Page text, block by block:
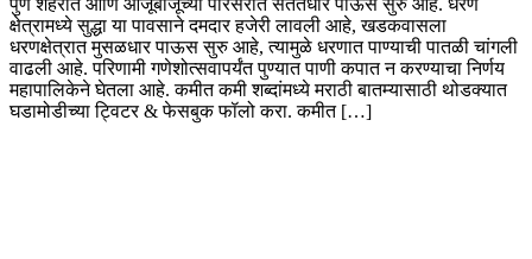
पुणे शहरात आणि आजूबाजूच्या परिसरात संततधार पाऊस सुरु आहे. धरण
क्षेत्रामध्ये सुद्धा या पावसाने दमदार हजेरी लावली आहे, खडकवासला
धरणक्षेत्रात मुसळधार पाऊस सुरु आहे, त्यामुळे धरणात पाण्याची पातळी चांगली
वाढली आहे. परिणामी गणेशोत्सवापर्यंत पुण्यात पाणी कपात न करण्याचा निर्णय
महापालिकेने घेतला आहे. कमीत कमी शब्दांमध्ये मराठी बातम्यासाठी थोडक्यात
घडामोडीच्या ट्विटर & फेसबुक फॉलो करा. कमीत […]